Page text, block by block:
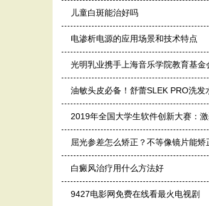
儿童白斑能治好吗
电渗析电源的应用场景和技术特点
光明乳业携手上海音乐学院教育基
油敏头皮必备！舒蕾SLEK PRO洗发
2019年全国大学生软件创新大赛：
屈光参差怎么矫正？不等像镜片能矫
白癜风治疗用什么方法好
9427电影网免费在线看最火电视剧